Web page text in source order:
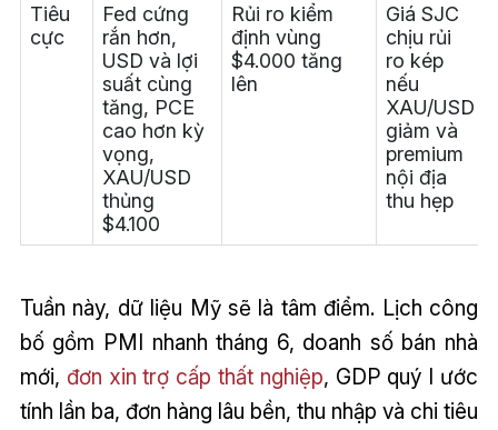
Tiêu
cực
Fed cứng
rắn hơn,
USD và lợi
suất cùng
tăng, PCE
cao hơn kỳ
vọng,
XAU/USD
thủng
$4.100
Rủi ro kiểm
định vùng
$4.000 tăng
lên
Giá SJC
chịu rủi
ro kép
nếu
XAU/USD
giảm và
premium
nội địa
thu hẹp
Tuần này, dữ liệu Mỹ sẽ là tâm điểm. Lịch công
bố gồm PMI nhanh tháng 6, doanh số bán nhà
mới, đơn xin trợ cấp thất nghiệp, GDP quý I ước
tính lần ba, đơn hàng lâu bền, thu nhập và chi tiêu